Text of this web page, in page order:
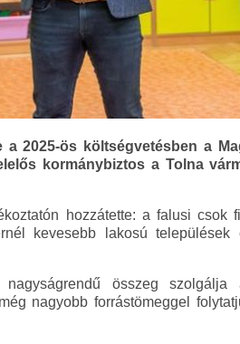
2025-ös költségvetésben a
kormánybiztos a Tolna
hozzátette: a falusi csok
kevesebb lakosú települések
összeg
nagyobb forrástömeggel